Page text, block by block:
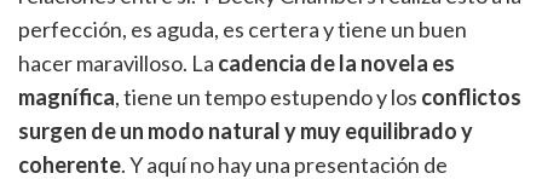
perfección, es aguda, es certera y tiene un buen
hacer maravilloso. La cadencia de la novela es
magnífica, tiene un tempo estupendo y los conflictos
surgen de un modo natural y muy equilibrado y
coherente. Y aquí no hay una presentación de